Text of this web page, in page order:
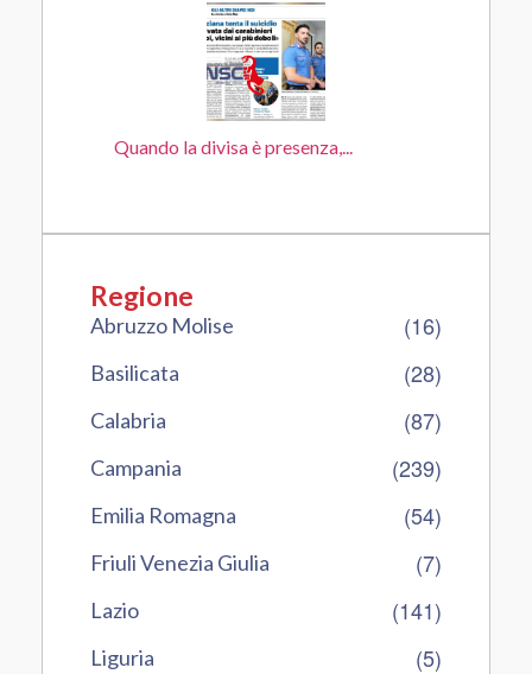
Quando la divisa è presenza,...
Regione
Abruzzo Molise (16)
Basilicata (28)
Calabria (87)
Campania (239)
Emilia Romagna (54)
Friuli Venezia Giulia (7)
Lazio (141)
Liguria (5)